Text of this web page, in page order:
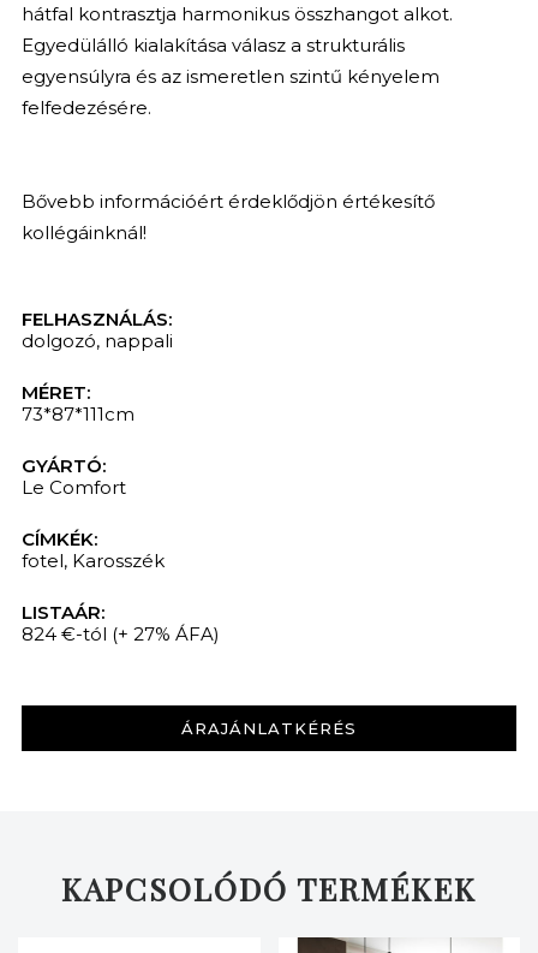
hátfal kontrasztja harmonikus összhangot alkot.
Egyedülálló kialakítása válasz a strukturális
egyensúlyra és az ismeretlen szintű kényelem
felfedezésére.
Bővebb információért érdeklődjön értékesítő
kollégáinknál!
FELHASZNÁLÁS:
dolgozó, nappali
MÉRET:
73*87*111cm
GYÁRTÓ:
Le Comfort
CÍMKÉK:
fotel, Karosszék
LISTAÁR:
824 €-tól (+ 27% ÁFA)
ÁRAJÁNLATKÉRÉS
KAPCSOLÓDÓ TERMÉKEK
KERESÉS